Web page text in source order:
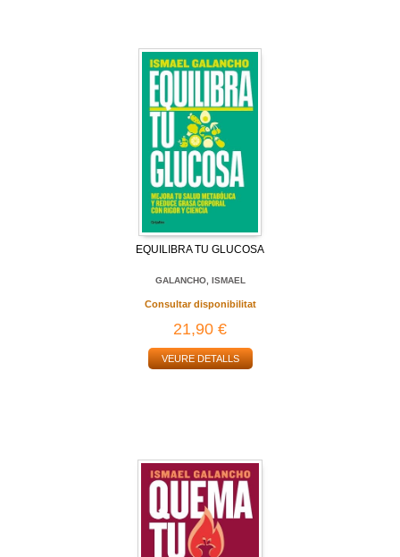
EQUILIBRA TU GLUCOSA
GALANCHO, ISMAEL
Consultar disponibilitat
21,90 €
VEURE DETALLS